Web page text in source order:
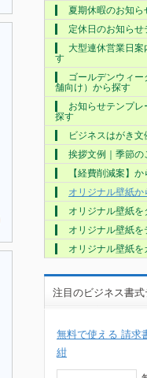
夏期休暇のお知
定休日のお知ら
大型連休営業日
す
ゴールデンウィ
舗向け）から探す
お知らせテンプ
探す
ビジネスはがき
挨拶文例｜季節の
【経費削減案】
オリジナル壁紙か
オリジナル壁紙
オリジナル壁紙
オリジナル壁紙
注目のビジネス書式
無料で使える 請求
紺